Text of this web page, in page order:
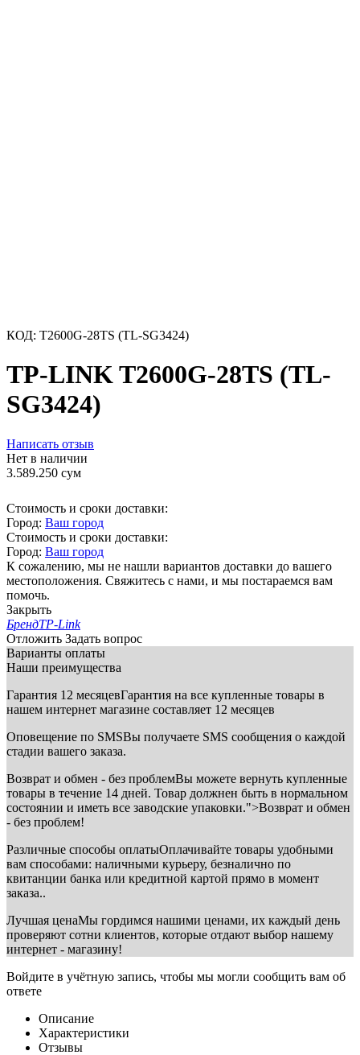
КОД: T2600G-28TS (TL-SG3424)
TP-LINK T2600G-28TS (TL-
SG3424)
Написать отзыв
Нет в наличии
3.589.250 сум
Стоимость и сроки доставки:
Город: Ваш город
Стоимость и сроки доставки:
Город: Ваш город
К сожалению, мы не нашли вариантов доставки до вашего
местоположения. Свяжитесь с нами, и мы постараемся вам
помочь.
Закрыть
БрендTP-Link
Отложить Задать вопрос
Варианты оплаты
Наши преимущества
Гарантия 12 месяцевГарантия на все купленные товары в
нашем интернет магазине составляет 12 месяцев
Оповещение по SMSВы получаете SMS сообщения о каждой
стадии вашего заказа.
Возврат и обмен - без проблемВы можете вернуть купленные
товары в течение 14 дней. Товар должнен быть в нормальном
состоянии и иметь все заводские упаковки.">Возврат и обмен
- без проблем!
Различные способы оплатыОплачивайте товары удобными
вам способами: наличными курьеру, безналично по
квитанции банка или кредитной картой прямо в момент
заказа..
Лучшая ценаМы гордимся нашими ценами, их каждый день
проверяют сотни клиентов, которые отдают выбор нашему
интернет - магазину!
Войдите в учётную запись, чтобы мы могли сообщить вам об
ответе
Описание
Характеристики
Отзывы